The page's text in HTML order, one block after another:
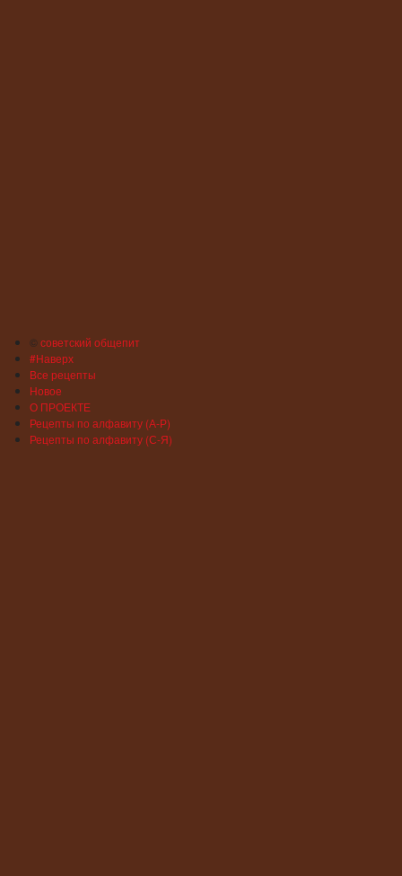
©советский общепит
#Наверх
Все рецепты
Новое
О ПРОЕКТЕ
Рецепты по алфавиту (А-Р)
Рецепты по алфавиту (С-Я)